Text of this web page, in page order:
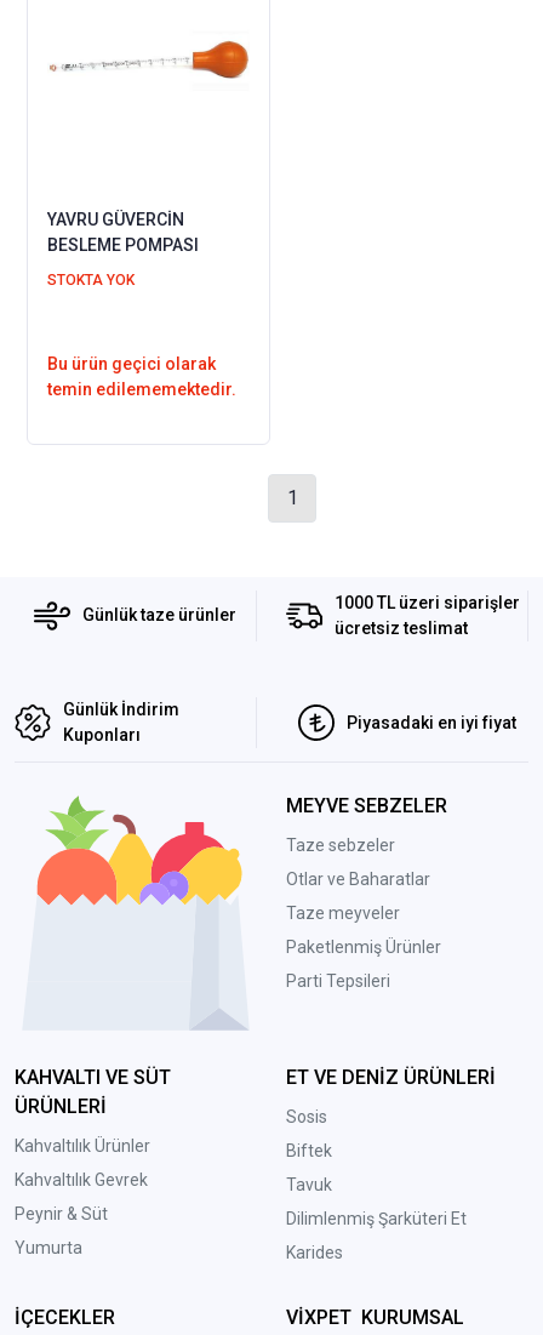
YAVRU GÜVERCİN
BESLEME POMPASI
STOKTA YOK
Bu ürün geçici olarak
temin edilememektedir.
1
Günlük taze ürünler
1000 TL üzeri siparişler
ücretsiz teslimat
Günlük İndirim
Kuponları
Piyasadaki en iyi fiyat
MEYVE SEBZELER
Taze sebzeler
Otlar ve Baharatlar
Taze meyveler
Paketlenmiş Ürünler
Parti Tepsileri
KAHVALTI VE SÜT
ÜRÜNLERİ
Kahvaltılık Ürünler
Kahvaltılık Gevrek
Peynir & Süt
Yumurta
ET VE DENİZ ÜRÜNLERİ
Sosis
Biftek
Tavuk
Dilimlenmiş Şarküteri Et
Karides
İÇECEKLER VİXPET KURUMSAL